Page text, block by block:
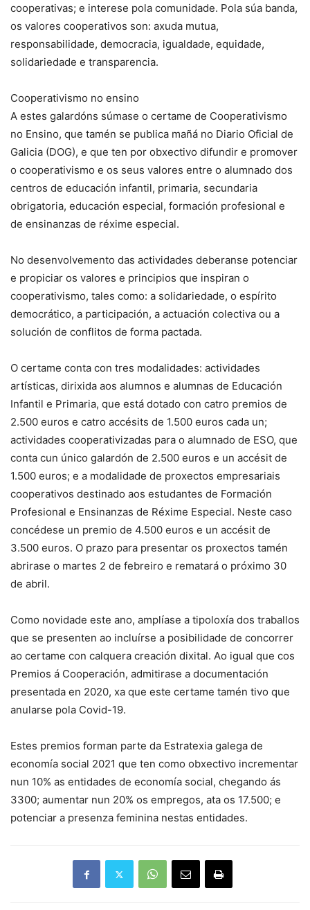
cooperativas; e interese pola comunidade. Pola súa banda,
os valores cooperativos son: axuda mutua,
responsabilidade, democracia, igualdade, equidade,
solidariedade e transparencia.
Cooperativismo no ensino
A estes galardóns súmase o certame de Cooperativismo
no Ensino, que tamén se publica mañá no Diario Oficial de
Galicia (DOG), e que ten por obxectivo difundir e promover
o cooperativismo e os seus valores entre o alumnado dos
centros de educación infantil, primaria, secundaria
obrigatoria, educación especial, formación profesional e
de ensinanzas de réxime especial.
No desenvolvemento das actividades deberanse potenciar
e propiciar os valores e principios que inspiran o
cooperativismo, tales como: a solidariedade, o espírito
democrático, a participación, a actuación colectiva ou a
solución de conflitos de forma pactada.
O certame conta con tres modalidades: actividades
artísticas, dirixida aos alumnos e alumnas de Educación
Infantil e Primaria, que está dotado con catro premios de
2.500 euros e catro accésits de 1.500 euros cada un;
actividades cooperativizadas para o alumnado de ESO, que
conta cun único galardón de 2.500 euros e un accésit de
1.500 euros; e a modalidade de proxectos empresariais
cooperativos destinado aos estudantes de Formación
Profesional e Ensinanzas de Réxime Especial. Neste caso
concédese un premio de 4.500 euros e un accésit de
3.500 euros. O prazo para presentar os proxectos tamén
abrirase o martes 2 de febreiro e rematará o próximo 30
de abril.
Como novidade este ano, amplíase a tipoloxía dos traballos
que se presenten ao incluírse a posibilidade de concorrer
ao certame con calquera creación dixital. Ao igual que cos
Premios á Cooperación, admitirase a documentación
presentada en 2020, xa que este certame tamén tivo que
anularse pola Covid-19.
Estes premios forman parte da Estratexia galega de
economía social 2021 que ten como obxectivo incrementar
nun 10% as entidades de economía social, chegando ás
3300; aumentar nun 20% os empregos, ata os 17.500; e
potenciar a presenza feminina nestas entidades.